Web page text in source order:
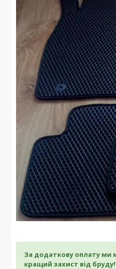
За додаткову оплату ми
кращий захист від